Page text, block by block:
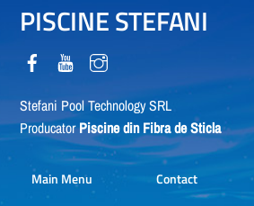
PISCINE STEFANI
Stefani Pool Technology SRL
ProducatorPiscine din Fibra de Sticla
Main Menu Contact